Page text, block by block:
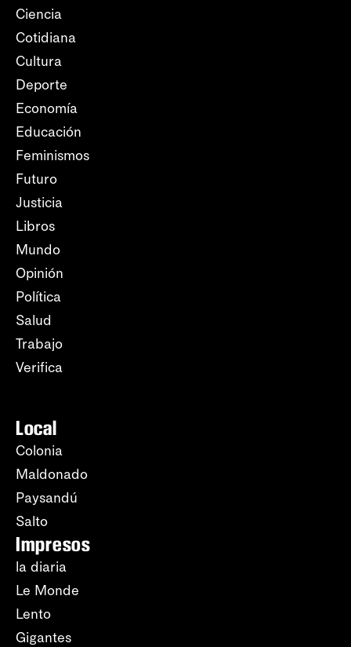
Ciencia
Cotidiana
Cultura
Deporte
Economía
Educación
Feminismos
Futuro
Justicia
Libros
Mundo
Opinión
Política
Salud
Trabajo
Verifica
Local
Colonia
Maldonado
Paysandú
Salto
Impresos
la diaria
Le Monde
Lento
Gigantes